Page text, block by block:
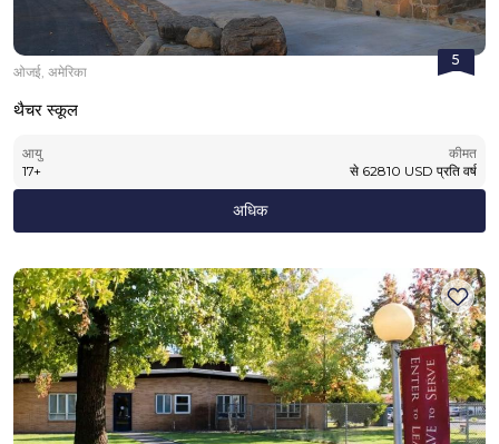
5
ओजई, अमेरिका
थैचर स्कूल
आयु
17+
कीमत
से 62810 USD प्रति वर्ष
अधिक